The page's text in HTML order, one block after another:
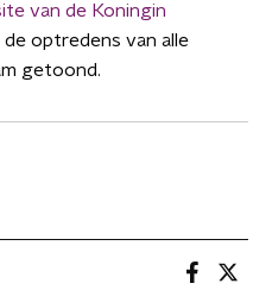
van de Koningin
optredens van alle
getoond.